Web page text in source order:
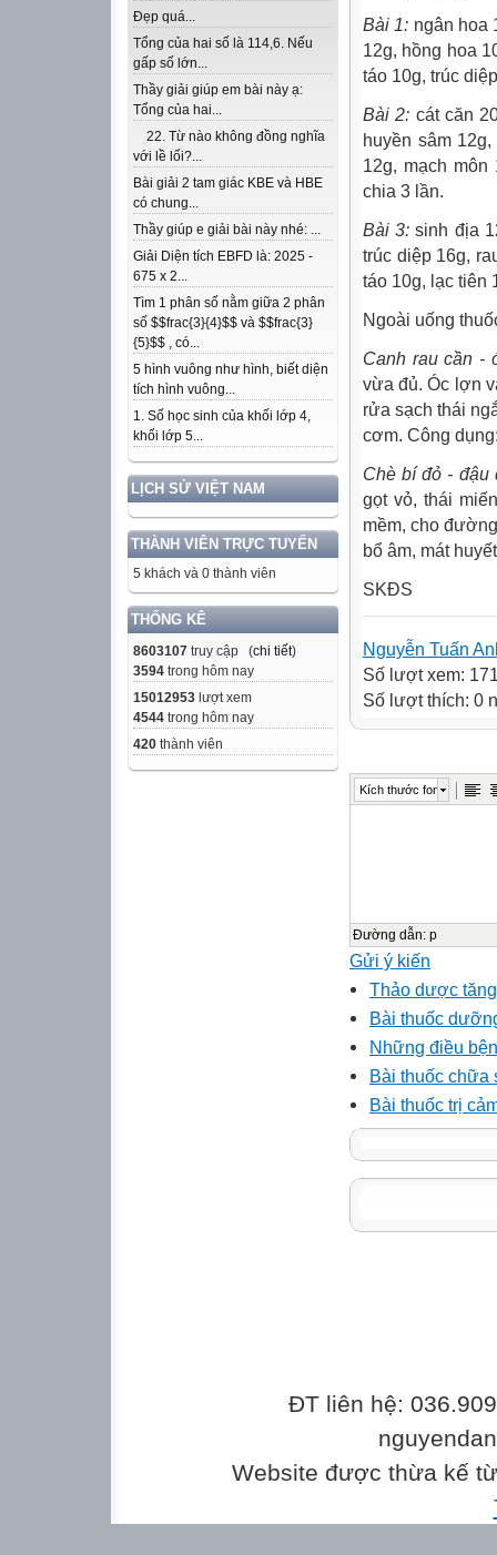
Đẹp quá...
Tổng của hai số là 114,6. Nếu
gấp số lớn...
Thầy giải giúp em bài này ạ:
Tổng của hai...
22. Từ nào không đồng nghĩa
với lề lối?...
Bài giải 2 tam giác KBE và HBE
có chung...
Thầy giúp e giải bài này nhé: ...
Giải Diện tích EBFD là: 2025 -
675 x 2...
Tìm 1 phân số nằm giữa 2 phân
số $$frac{3}{4}$$ và $$frac{3}
{5}$$ , có...
5 hình vuông như hình, biết diện
tích hình vuông...
1. Số học sinh của khối lớp 4,
khối lớp 5...
LỊCH SỬ VIỆT NAM
THÀNH VIÊN TRỰC TUYẾN
5 khách và 0 thành viên
THỐNG KÊ
8603107 truy cập (chi tiết)
3594 trong hôm nay
15012953 lượt xem
4544 trong hôm nay
420 thành viên
Bài 1: ngân hoa
12g, hồng hoa
táo 10g, trúc
Bài 2: cát căn
huyền sâm
12g, mạch môn
chia 3 lần.
Bài 3: sinh địa
trúc diệp 16g,
táo 10g, lạc tiên
Ngoài uống
Canh rau cần -
vừa đủ. Óc lợn
rửa sạch thái
cơm. Công
Chè bí đỏ - đậu
gọt vỏ, thái
mềm, cho
bổ âm, mát
SKĐS
Nguyễn Tuấn
Số lượt xem:
Số lượt thích: 0
Kích thước font
Đường dẫn: p
Gửi ý kiến
Thảo dược
Bài thuốc
Những điều
Bài thuốc chữa
Bài thuốc trị
ĐT liên hệ:
Website được thừa kế